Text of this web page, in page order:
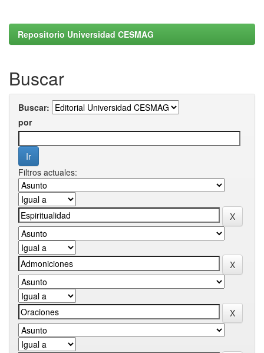
Repositorio Universidad CESMAG
Buscar
Buscar:
por
Filtros actuales: